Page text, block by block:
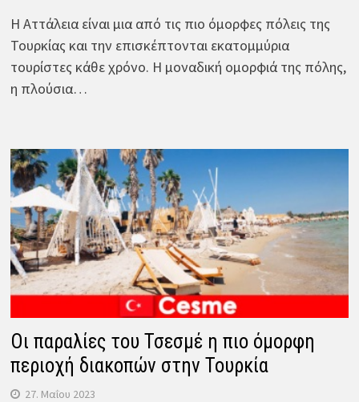
Η Αττάλεια είναι μια από τις πιο όμορφες πόλεις της
Τουρκίας και την επισκέπτονται εκατομμύρια
τουρίστες κάθε χρόνο. Η μοναδική ομορφιά της πόλης,
η πλούσια…
Οι παραλίες του Τσεσμέ η πιο όμορφη
περιοχή διακοπών στην Τουρκία
27. Μαΐου 2023